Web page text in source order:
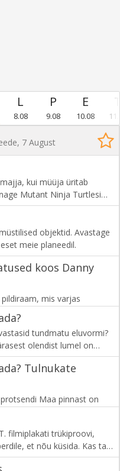
8.08 9.08 10.08
7 August
kui müüja üritab
Mutant Ninja Turtlesi
Kas Chum ütleb kliendi
või osutub see kõvaks
objektid. Avastage
meie planeedil.
koos Danny
mis varjas
Fabergé muna
sisse peidetud
Vaatame üle kõige
väärisasjad.
tundmatu eluvormi?
olendist lumel on
Kas Las Vegase
lähedalt kokku
Tulnukate
Maa pinnast on
UFOde otsimise
filmiplakati trükiproovi,
et nõu küsida. Kas ta
tehingu? Seejärel viivad